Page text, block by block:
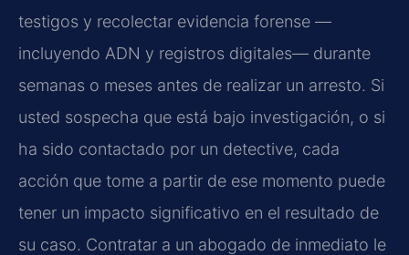
testigos y recolectar evidencia forense —
incluyendo ADN y registros digitales— durante
semanas o meses antes de realizar un arresto. Si
usted sospecha que está bajo investigación, o si
ha sido contactado por un detective, cada
acción que tome a partir de ese momento puede
tener un impacto significativo en el resultado de
su caso. Contratar a un abogado de inmediato le